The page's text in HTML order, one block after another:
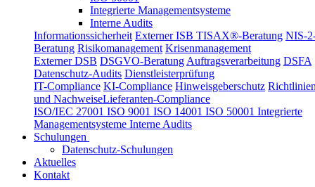
Integrierte Managementsysteme
Interne Audits
Informationssicherheit Externer ISB TISAX®-Beratung NIS-
Beratung Risikomanagement Krisenmanagement
Externer DSB DSGVO-Beratung Auftragsverarbeitung DSFA
Datenschutz-Audits Dienstleisterprüfung
IT-Compliance KI-Compliance Hinweisgeberschutz
und NachweiseLieferanten-Compliance
ISO/IEC 27001 ISO 9001 ISO 14001 ISO 50001 Integrierte
Managementsysteme Interne Audits
Schulungen
Datenschutz-Schulungen
Aktuelles
Kontakt